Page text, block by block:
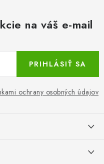
na váš e-mail
ochrany osobných údajov
PRIHLÁSIŤ SA